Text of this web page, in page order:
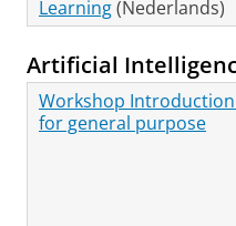
Learning(Nederlands)
Artificial
Workshop
for general purpose